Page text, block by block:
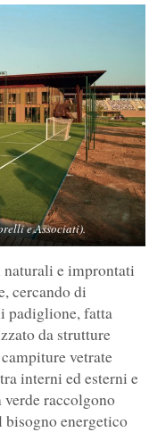
e Associati).
e improntati
cercando di
padiglione, fatta
da strutture
vetrate
interni ed esterni e
raccolgono
bisogno energetico